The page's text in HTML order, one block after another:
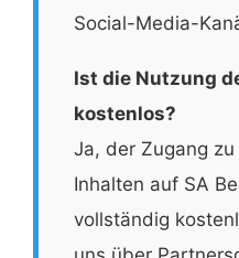
Social-Media-
Ist die Nutzung
kostenlos?
Ja, der Zugang
Inhalten auf SA
vollständig